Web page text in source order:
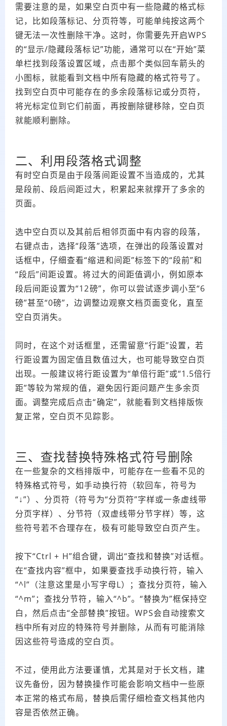
需要注意的是，如果空白页中有一些隐藏的格式标
记，比如段落标记、分页符等，可能单纯按这两个
键无法一次性删除干净。这时，你需要先开启WPS
的“显示/隐藏段落标记”功能，通常可以在“开始”菜
单栏找到段落设置区域，点击那个类似回车箭头的
小图标，就能看到文档中所有隐藏的格式符号了。
找到空白页中可能存在的多余段落标记或分页符，
将光标定位到它们前面，再按删除键移除，空白页
就能顺利删除。
二、利用段落格式调整
有时空白页是由于段落间距设置不当造成的，尤其
是段前、段后间距过大，积累起来就撑开了多余的
页面。
选中空白页以及其前后相邻页面中有内容的段落，
右键点击，选择“段落”选项，在弹出的段落设置对
话框中，仔细查看“缩进和间距”标签下的“段前”和
“段后”间距设置。将过大的间距值调小，例如原本
段后间距设置为“12磅”，你可以尝试逐步调小至“6
磅”甚至“0磅”，边调整边观察文档页面变化，直至
空白页消失。
同时，在这个对话框里，还需留意“行距”设置，若
行距设置为固定值且数值过大，也可能导致空白页
出现。一般建议将行距设置为“单倍行距”或“1.5倍行
距”等较为常规的值，避免因行距问题产生多余页
面。调整完成后点击“确定”，就能看到文档排版恢
复正常，空白页不见踪影。
三、查找替换特殊格式符号删除
在一些复杂的文档排版中，可能存在一些看不见的
特殊格式符号，如手动换行符（软回车，符号为
“↓”）、分页符（符号为“分页符”字样或一条虚线带
分页字样）、分节符（双虚线带分节字样）等，这
些符号若不合理存在，极有可能导致空白页产生。
按下“Ctrl + H”组合键，调出“查找和替换”对话框。
在“查找内容”框中，如果要查找手动换行符，输入
“^l”（注意这里是小写字母L）；查找分页符，输入
“^m”；查找分节符，输入“^b”。“替换为”框保持空
白，然后点击“全部替换”按钮。WPS会自动搜索文
档中所有对应的特殊符号并删除，从而有可能消除
因这些符号造成的空白页。
不过，使用此方法要谨慎，尤其是对于长文档，建
议先备份，因为替换操作可能会影响文档中一些原
本正常的格式布局，替换后需仔细检查文档其他内
容是否依然正确。